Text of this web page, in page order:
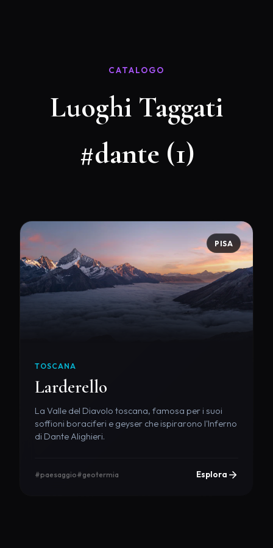
CATALOGO
Luoghi Taggati
#dante (1)
PISA
TOSCANA
Larderello
La Valle del Diavolo toscana, famosa per i suoi
soffioni boraciferi e geyser che ispirarono l'Inferno
di Dante Alighieri.
#paesaggio#geotermia Esplora